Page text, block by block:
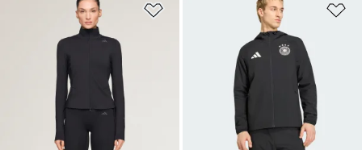
Přidat do seznamu přání